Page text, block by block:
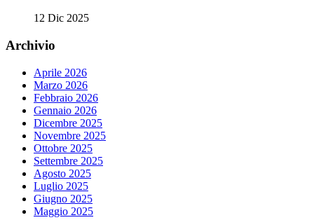
12 Dic 2025
Archivio
Aprile 2026
Marzo 2026
Febbraio 2026
Gennaio 2026
Dicembre 2025
Novembre 2025
Ottobre 2025
Settembre 2025
Agosto 2025
Luglio 2025
Giugno 2025
Maggio 2025